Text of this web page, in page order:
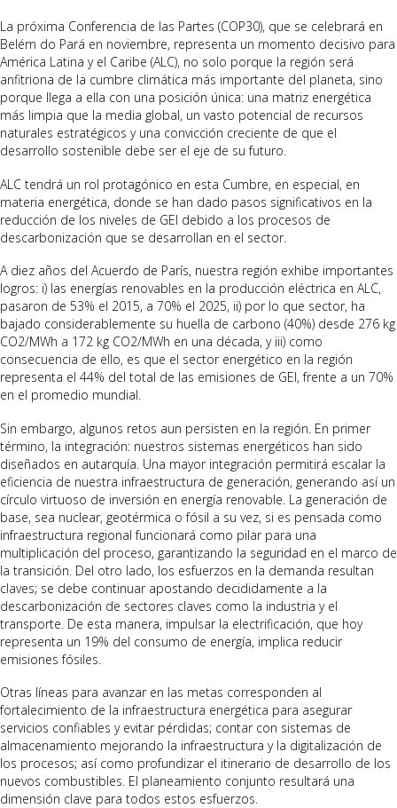
La próxima Conferencia de las Partes (COP30), que se celebrará en
Belém do Pará en noviembre, representa un momento decisivo para
América Latina y el Caribe (ALC), no solo porque la región será
anfitriona de la cumbre climática más importante del planeta, sino
porque llega a ella con una posición única: una matriz energética
más limpia que la media global, un vasto potencial de recursos
naturales estratégicos y una convicción creciente de que el
desarrollo sostenible debe ser el eje de su futuro.
ALC tendrá un rol protagónico en esta Cumbre, en especial, en
materia energética, donde se han dado pasos significativos en la
reducción de los niveles de GEI debido a los procesos de
descarbonización que se desarrollan en el sector.
A diez años del Acuerdo de París, nuestra región exhibe importantes
logros: i) las energías renovables en la producción eléctrica en ALC,
pasaron de 53% el 2015, a 70% el 2025, ii) por lo que sector, ha
bajado considerablemente su huella de carbono (40%) desde 276 kg
CO2/MWh a 172 kg CO2/MWh en una década, y iii) como
consecuencia de ello, es que el sector energético en la región
representa el 44% del total de las emisiones de GEI, frente a un 70%
en el promedio mundial.
Sin embargo, algunos retos aun persisten en la región. En primer
término, la integración: nuestros sistemas energéticos han sido
diseñados en autarquía. Una mayor integración permitirá escalar la
eficiencia de nuestra infraestructura de generación, generando así un
círculo virtuoso de inversión en energía renovable. La generación de
base, sea nuclear, geotérmica o fósil a su vez, si es pensada como
infraestructura regional funcionará como pilar para una
multiplicación del proceso, garantizando la seguridad en el marco de
la transición. Del otro lado, los esfuerzos en la demanda resultan
claves; se debe continuar apostando decididamente a la
descarbonización de sectores claves como la industria y el
transporte. De esta manera, impulsar la electrificación, que hoy
representa un 19% del consumo de energía, implica reducir
emisiones fósiles.
Otras líneas para avanzar en las metas corresponden al
fortalecimiento de la infraestructura energética para asegurar
servicios confiables y evitar pérdidas; contar con sistemas de
almacenamiento mejorando la infraestructura y la digitalización de
los procesos; así como profundizar el itinerario de desarrollo de los
nuevos combustibles. El planeamiento conjunto resultará una
dimensión clave para todos estos esfuerzos.